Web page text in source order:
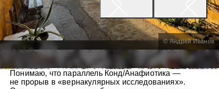
© Андрей Иванов
Понимаю, что параллель Конд/Анафиотика —
не прорыв в «вернакулярных исследованиях».